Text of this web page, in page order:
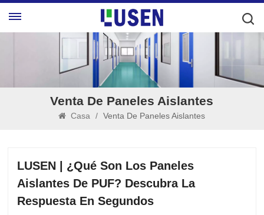
Venta De Paneles Aislantes
Casa / Venta De Paneles Aislantes
LUSEN | ¿Qué Son Los Paneles
Aislantes De PUF? Descubra La
Respuesta En Segundos